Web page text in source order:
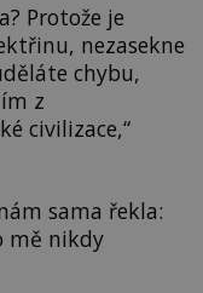
Protože je
nezasekne
chybu,
z
civilizace,“
sama řekla:
mě nikdy